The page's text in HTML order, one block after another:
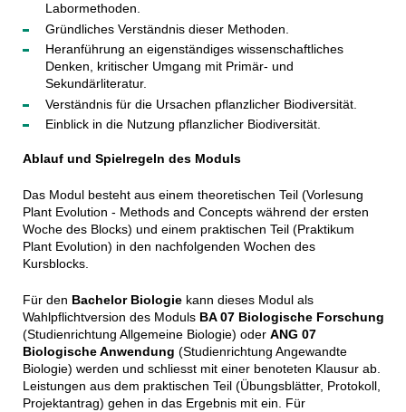
Labormethoden.
Gründliches Verständnis dieser Methoden.
Heranführung an eigenständiges wissenschaftliches
Denken, kritischer Umgang mit Primär- und
Sekundärliteratur.
Verständnis für die Ursachen pflanzlicher Biodiversität.
Einblick in die Nutzung pflanzlicher Biodiversität.
Ablauf und Spielregeln des Moduls
Das Modul besteht aus einem theoretischen Teil (Vorlesung
Plant Evolution - Methods and Concepts während der ersten
Woche des Blocks) und einem praktischen Teil (Praktikum
Plant Evolution) in den nachfolgenden Wochen des
Kursblocks.
Für den Bachelor Biologiekann dieses Modul als
Wahlpflichtversion des Moduls BA 07 Biologische Forschung
(Studienrichtung Allgemeine Biologie) oder ANG 07
Biologische Anwendung (Studienrichtung Angewandte
Biologie) werden und schliesst mit einer benoteten Klausur ab.
Leistungen aus dem praktischen Teil (Übungsblätter, Protokoll,
Projektantrag) gehen in das Ergebnis mit ein. Für